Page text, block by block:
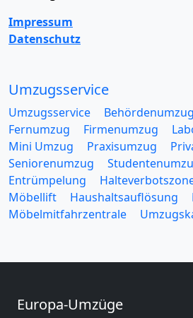
Impressum
Datenschutz
Umzugsservice
Umzugsservice Behördenumzug
Fernumzug
Firmenumzug
Mini Umzug
Praxisumzug
Seniorenumzug
Entrümpelung
Möbellift
Haushaltsauflösung
Möbelmitfahrzentrale
Europa-Umzüge